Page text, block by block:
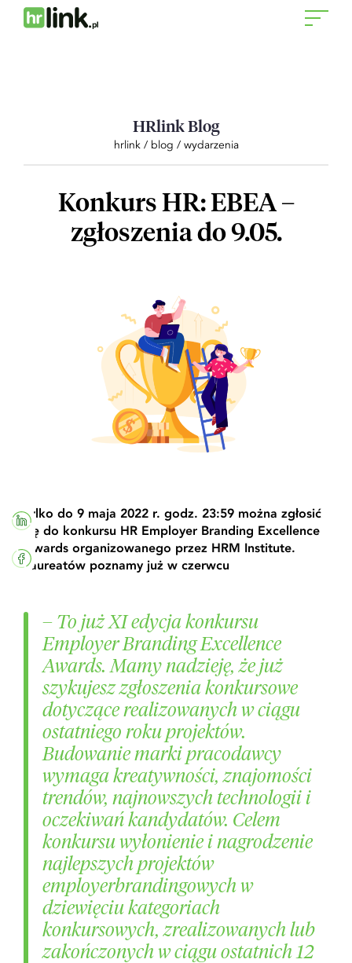
HRlink Blog
hrlink/ blog / wydarzenia
Konkurs HR: EBEA –
zgłoszenia do 9.05.
Tylko do 9 maja 2022 r. godz. 23:59 można zgłosić
się do konkursu HR Employer Branding Excellence
Awards organizowanego przez HRM Institute.
Laureatów poznamy już w czerwcu
– To już XI edycja konkursu
Employer Branding Excellence
Awards. Mamy nadzieję, że już
szykujesz zgłoszenia konkursowe
dotyczące realizowanych w ciągu
ostatniego roku projektów.
Budowanie marki pracodawcy
wymaga kreatywności, znajomości
trendów, najnowszych technologii i
oczekiwań kandydatów. Celem
konkursu wyłonienie i nagrodzenie
najlepszych projektów
employerbrandingowych w
dziewięciu kategoriach
konkursowych, zrealizowanych lub
zakończonych w ciągu ostatnich 12